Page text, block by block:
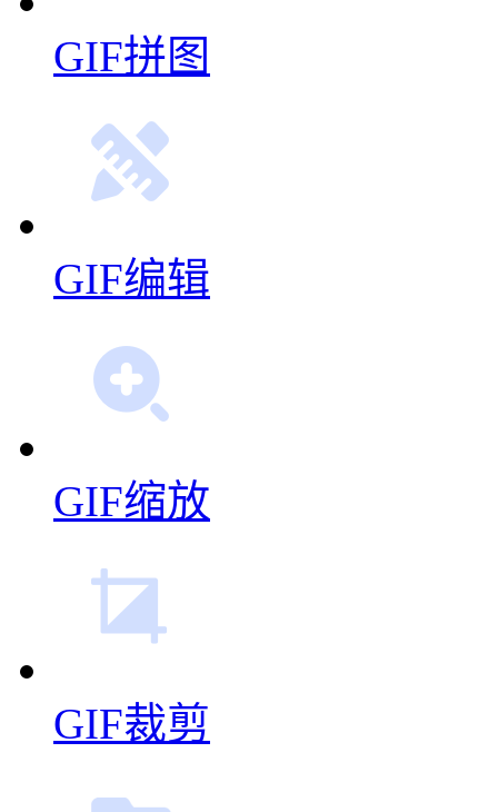
GIF拼图
GIF编辑
GIF缩放
GIF裁剪